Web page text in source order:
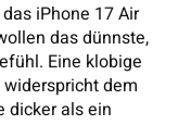
iPhone 17 Air
das dünnste,
Eine klobige
dem
dicker als ein